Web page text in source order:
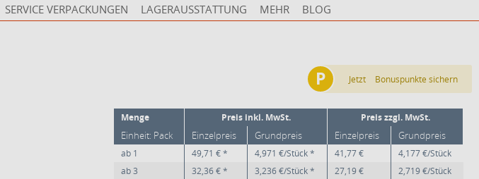
SERVICE VERPACKUNGEN LAGERAUSSTATTUNG MEHR BLOG
Menge Preis inkl. MwSt. Preis zzgl. MwSt.
Einheit: Pack Einzelpreis Grundpreis Einzelpreis Grundpreis
ab 1 49,71 € * 4,971 €/Stück * 41,77 €
4,177 €/Stück
ab3 32,36 € * 3,236 €/Stück * 27,19 €
2,719 €/Stück
P Jetzt Bonuspunkte sichern